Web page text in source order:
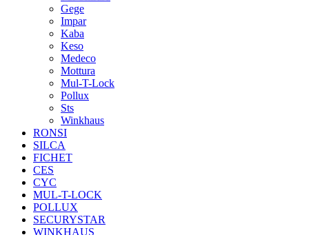
Gege
Impar
Kaba
Keso
Medeco
Mottura
Mul-T-Lock
Pollux
Sts
Winkhaus
RONSI
SILCA
FICHET
CES
CYC
MUL-T-LOCK
POLLUX
SECURYSTAR
WINKHAUS